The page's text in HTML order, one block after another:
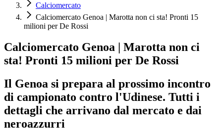
Calciomercato
Calciomercato Genoa | Marotta non ci sta! Pronti 15
milioni per De Rossi
Calciomercato Genoa | Marotta non ci
sta! Pronti 15 milioni per De Rossi
Il Genoa si prepara al prossimo incontro
di campionato contro l'Udinese. Tutti i
dettagli che arrivano dal mercato e dai
neroazzurri